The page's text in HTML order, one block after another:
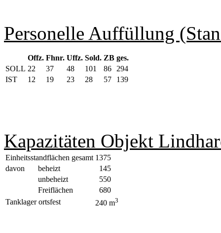
Personelle Auffüllung
Offz. Fhnr. Uffz. Sold. ZB ges.
SOLL 22 37 48 101 86
294
IST
12 19 23 28 57 139
Kapazitäten Objekt
Einheitsstandflächen gesamt 1375
davon
beheizt
145
unbeheizt
550
Freiflächen
680
Tanklager ortsfest
240 m3